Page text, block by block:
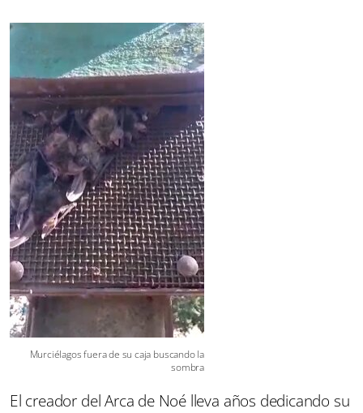
Murciélagos fuera de su caja buscando la
sombra
El creador del Arca de Noé lleva años dedicando su